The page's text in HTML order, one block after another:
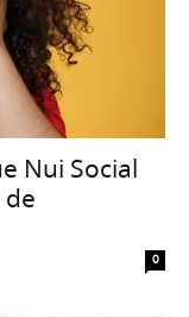
Nui Social
0